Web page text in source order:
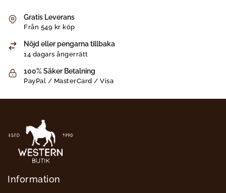
Gratis Leverans
Från 549 kr köp
Nöjd eller pengarna tillbaka
14 dagars ångerrätt
100% Säker Betalning
PayPal / MasterCard / Visa
Information